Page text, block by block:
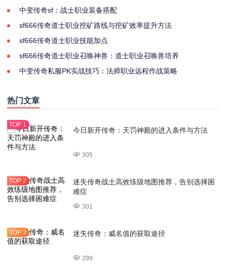
中变传奇sf：战士职业装备搭配
sf666传奇道士职业挖矿路线与挖矿效率提升方法
sf666传奇道士职业技能加点
sf666传奇道士职业召唤神兽：道士职业召唤兽培养
中变传奇私服PK实战技巧：法师职业远程作战策略
热门文章
今日新开传奇：天罚神殿的进入条件与方法
305
迷失传奇战士高效练级地图推荐，告别选择困
难症
301
迷失传奇：威名值的获取途径
299